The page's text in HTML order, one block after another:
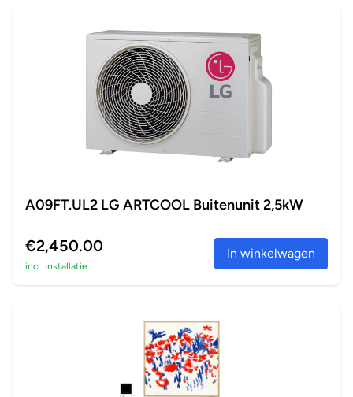
A09FT.UL2 LG ARTCOOL Buitenunit 2,5kW
€2,450.00
incl. installatie
In winkelwagen